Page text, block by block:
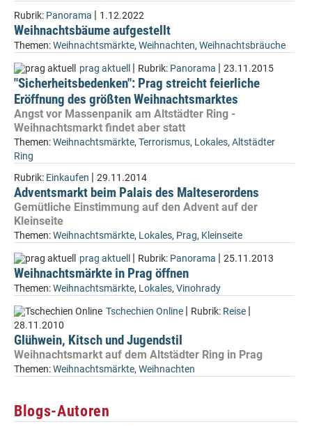
Rubrik: Panorama | 1.12.2022
Weihnachtsbäume aufgestellt
Themen:Weihnachtsmärkte, Weihnachten, Weihnachtsbräuche
prag aktuell | Rubrik: Panorama | 23.11.2015
"Sicherheitsbedenken": Prag streicht feierliche
Eröffnung des größten Weihnachtsmarktes
Angst vor Massenpanik am Altstädter Ring -
Weihnachtsmarkt findet aber statt
Themen:Weihnachtsmärkte, Terrorismus, Lokales, Altstädter
Ring
Rubrik: Einkaufen | 29.11.2014
Adventsmarkt beim Palais des Malteserordens
Gemütliche Einstimmung auf den Advent auf der
Kleinseite
Themen:Weihnachtsmärkte, Lokales, Prag, Kleinseite
prag aktuell | Rubrik: Panorama | 25.11.2013
Weihnachtsmärkte in Prag öffnen
Themen:Weihnachtsmärkte, Lokales, Vinohrady
Tschechien Online | Rubrik: Reise |
28.11.2010
Glühwein, Kitsch und Jugendstil
Weihnachtsmarkt auf dem Altstädter Ring in Prag
Themen:Weihnachtsmärkte, Weihnachten
Blogs-Autoren